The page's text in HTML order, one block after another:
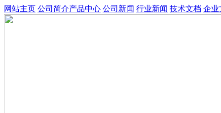
网站主页 公司简介产品中心 公司新闻 行业新闻 技术文档 企业